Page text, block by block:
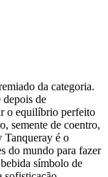
da categoria.
depois de
o equilíbrio perfeito
semente de coentro,
é o
do mundo para fazer
símbolo de